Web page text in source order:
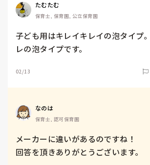
たむたむ
保育士, 保育園, 公立保育園
子ども用はキレイキレイの泡タイプ
レの泡タイプです。
02/13
なのは
保育士, 認可保育園
メーカーに違いがあるのですね！
回答を頂きありがとうございます。